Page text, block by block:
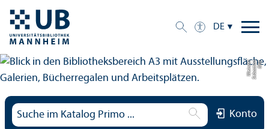
DE
Bil
d:
S
e
b
a
s
ti
a
n
W
ei
n
d
el
Konto